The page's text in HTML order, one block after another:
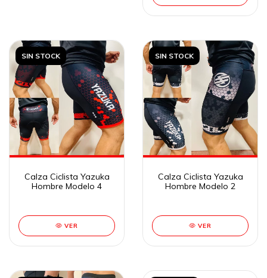
SIN STOCK
Calza Ciclista Yazuka
Hombre Modelo 4
VER
SIN STOCK
Calza Ciclista Yazuka
Hombre Modelo 2
VER